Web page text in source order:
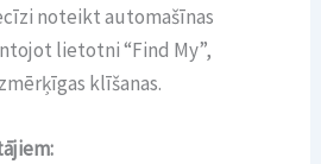
noteikt automašīnas
lietotni “Find My”,
klīšanas.